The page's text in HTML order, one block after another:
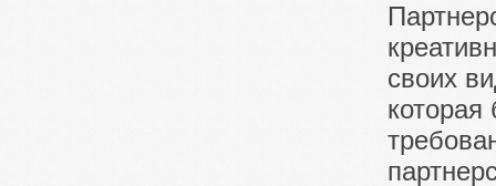
своих